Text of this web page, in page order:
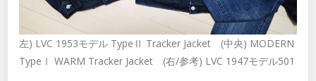
左) LVC 1953モデル TypeⅡ Tracker Jacket (中央) MODERN
TypeⅠ WARM Tracker Jacket (右/参考) LVC 1947モデル501